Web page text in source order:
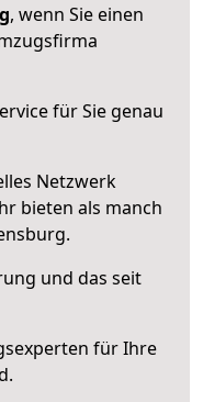
, wenn Sie einen
für Sie genau
Netzwerk
bieten als manch
und das seit
für Ihre